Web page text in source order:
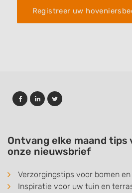
Registreer uw
Ontvang elke maand tips
onze nieuwsbrief
Verzorgingstips voor bomen
Inspiratie voor uw tuin en